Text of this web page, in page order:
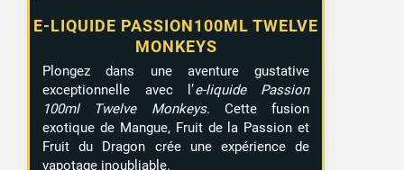
E-LIQUIDE PASSION100ML TWELVE
MONKEYS
Plongez dans une aventure gustative
exceptionnelle avec l’e-liquide Passion
100ml Twelve Monkeys. Cette fusion
exotique de Mangue, Fruit de la Passion et
Fruit du Dragon crée une expérience de
vapotage inoubliable.